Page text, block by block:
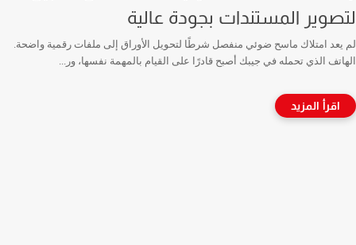
لتصوير المستندات بجودة عالية
لم يعد امتلاك ماسح ضوئي منفصل شرطًا لتحويل الأوراق إلى ملفات رقمية واضحة.
الهاتف الذي تحمله في جيبك أصبح قادرًا على القيام بالمهمة نفسها، ور...